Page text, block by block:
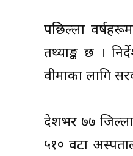
पछिल्ला
तथ्याङ्क छ ।
वीमाका लागि
देशभर ७७
५१० वटा